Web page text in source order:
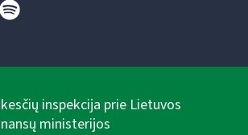
inspekcija prie Lietuvos
ministerijos